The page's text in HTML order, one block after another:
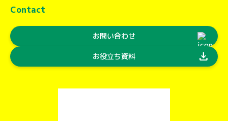
Contact
お問い合わせ
お役立ち資料 download